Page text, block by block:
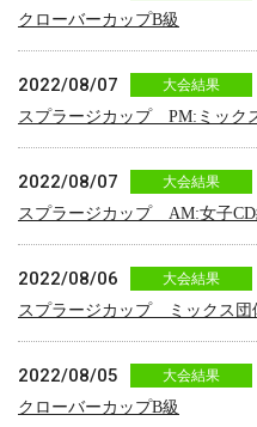
クローバーカップB級
2022/08/07 大会結果
スプラージカップ PM:ミック
2022/08/07 大会結果
スプラージカップ AM:女子CD
2022/08/06 大会結果
スプラージカップ ミックス団
2022/08/05 大会結果
クローバーカップB級